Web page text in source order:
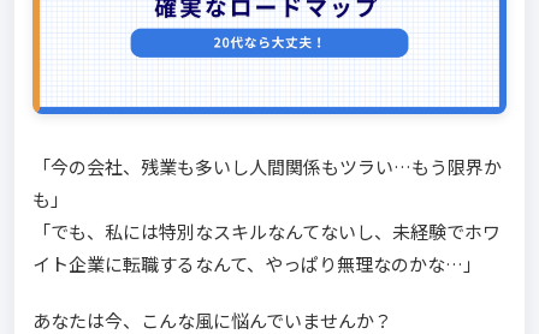
「今の会社、残業も多いし人間関係もツラい…もう限界か
も」
「でも、私には特別なスキルなんてないし、未経験でホワ
イト企業に転職するなんて、やっぱり無理なのかな…」
あなたは今、こんな風に悩んでいませんか？